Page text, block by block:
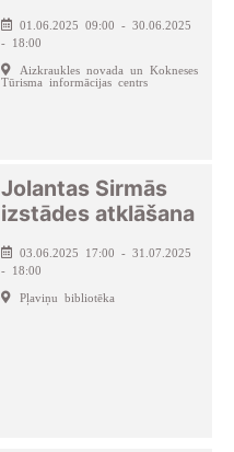
01.06.2025 09:00 - 30.06.2025
- 18:00
Aizkraukles novada un Kokneses
Tūrisma informācijas centrs
Jolantas Sirmās
izstādes atklāšana
03.06.2025 17:00 - 31.07.2025
- 18:00
Pļaviņu bibliotēka